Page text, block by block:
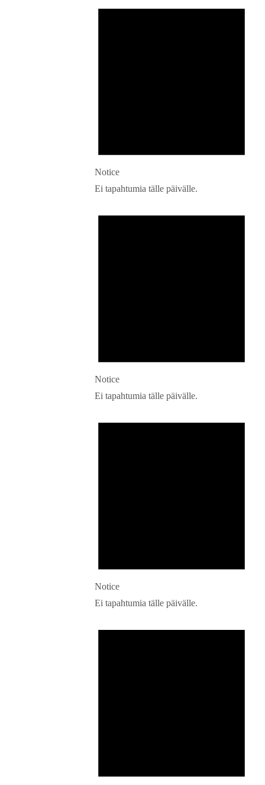
Notice
Ei tapahtumia tälle päivälle.
Notice
Ei tapahtumia tälle päivälle.
Notice
Ei tapahtumia tälle päivälle.